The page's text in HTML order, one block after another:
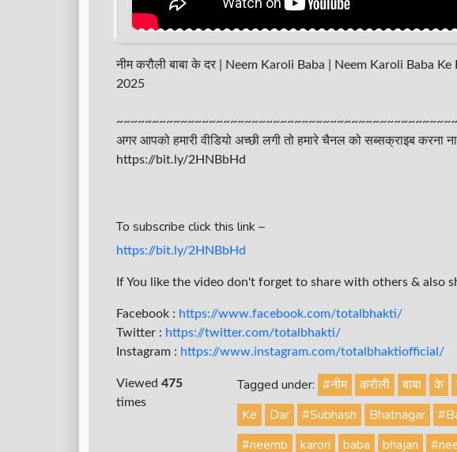
नीम करौली बाबा के दर | Neem Karoli Baba | Neem Karoli Baba
2025
अगर आपको हमारी वीडियो अच्छी लगी तो हमारे चैनल को सब्सक्राइब
https://bit.ly/2HNBbHd
To subscribe click this link –
https://bit.ly/2HNBbHd
If You like the video don't forget to share with others & also
Facebook : https://www.facebook.com/totalbhakti/
Twitter : https://twitter.com/totalbhakti/
Instagram : https://www.instagram.com/totalbhaktiofficial/
Viewed 475
times
Tagged under: #नीम करौली बाबा के
Ke
Dar #Subhash Bhatnagar
#neemb
karori baba bhajan